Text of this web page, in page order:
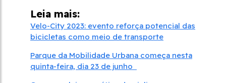
Leia mais:
Velo-City 2023: evento reforça potencial das
bicicletas como meio de transporte
Parque da Mobilidade Urbana começa nesta
quinta-feira, dia 23 de junho